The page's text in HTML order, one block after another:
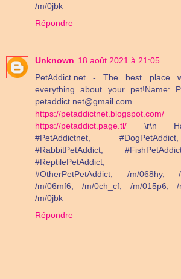
/m/0jbk
Répondre
Unknown 18 août 2021 à 21:05
PetAddict.net - The best place
everything about your pet!Name:
https://petaddictnet.blogspot.com/
https://petaddict.page.tl/ \r\n
#PetAddictnet,
#RabbitPetAddict,
#ReptilePetAddict,
#OtherPetPetAddict, /m/068hy,
/m/06mf6, /m/0ch_cf, /m/015p6, /
/m/0jbk
Répondre